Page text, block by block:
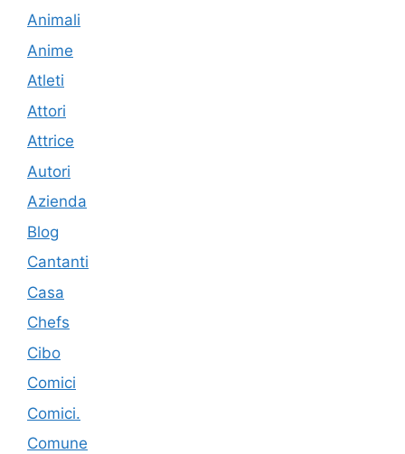
Animali
Anime
Atleti
Attori
Attrice
Autori
Azienda
Blog
Cantanti
Casa
Chefs
Cibo
Comici
Comici.
Comune